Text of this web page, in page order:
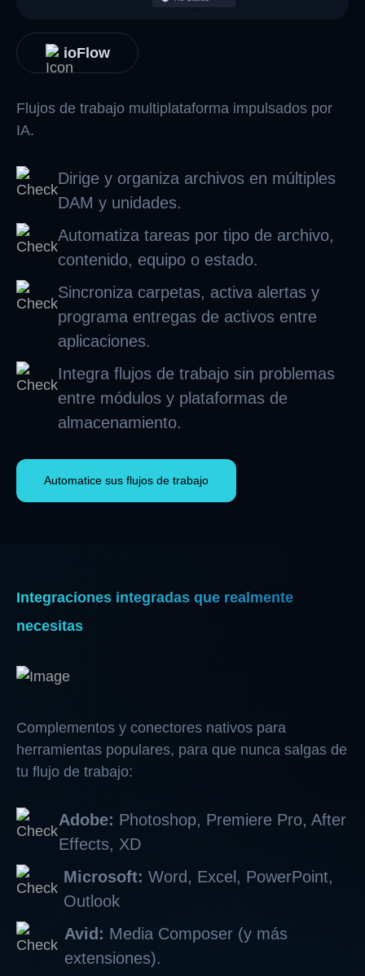
ioFlow
Flujos de trabajo multiplataforma impulsados ​​por
IA.
Dirige y organiza archivos en múltiples
DAM y unidades.
Automatiza tareas por tipo de archivo,
contenido, equipo o estado.
Sincroniza carpetas, activa alertas y
programa entregas de activos entre
aplicaciones.
Integra flujos de trabajo sin problemas
entre módulos y plataformas de
almacenamiento.
Automatice sus flujos de trabajo
Complementos y conectores nativos para
herramientas populares, para que nunca salgas de
tu flujo de trabajo:
Adobe: Photoshop, Premiere Pro, After
Effects, XD
Microsoft: Word, Excel, PowerPoint,
Outlook
Avid: Media Composer (y más
extensiones).
Integraciones integradas que realmente
necesitas